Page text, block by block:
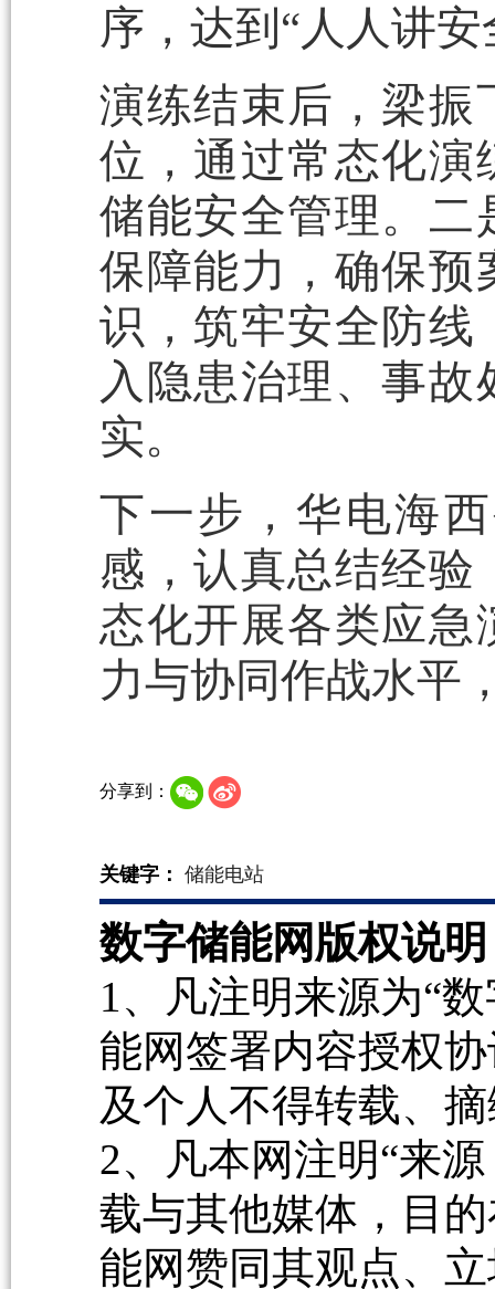
序，达到“人人讲
演练结束后，梁振
位，通过常态化演
储能安全管理。二
保障能力，确保预
识，筑牢安全防线
入隐患治理、事
实。
下一步，华电海
感，认真总结经验
态化开展各类应急
力与协同作战水平
分享到：
关键字： 储能电站
数字储能网版权说
1、凡注明来源为“
能网签署内容授权
及个人不得转载、
2、凡本网注明“来
载与其他媒体，目
能网赞同其观点、